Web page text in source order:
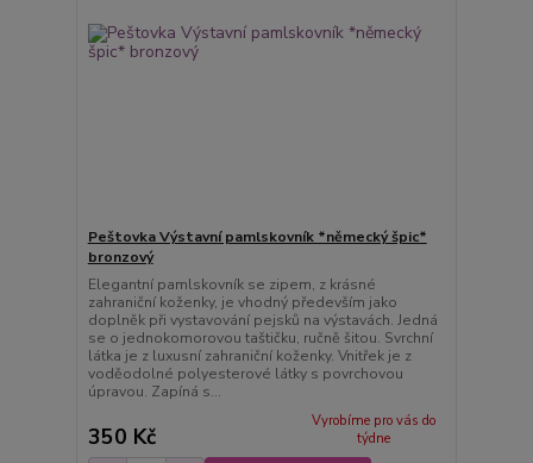
Peštovka Výstavní pamlskovník *německý špic*
bronzový
Elegantní pamlskovník se zipem, z krásné
zahraniční koženky, je vhodný především jako
doplněk při vystavování pejsků na výstavách. Jedná
se o jednokomorovou taštičku, ručně šitou. Svrchní
látka je z luxusní zahraniční koženky. Vnitřek je z
voděodolné polyesterové látky s povrchovou
úpravou. Zapíná s...
350 Kč
Vyrobíme pro vás do
týdne